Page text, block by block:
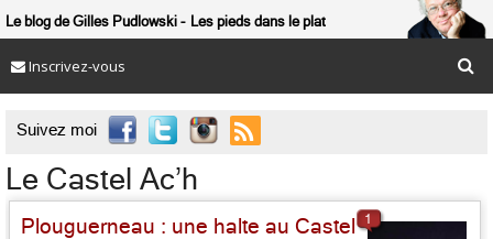
Le blog de Gilles Pudlowski Les pieds dans le plat
Inscrivez-vous
Suivez moi 
Le Castel Ac’h
Plouguerneau : une halte au Castel
1